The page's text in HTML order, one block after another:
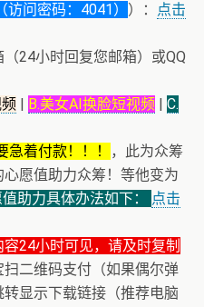
访问密码：4041） ）：
点击
24小时回复您邮箱）或QQ
| B.美女AI换脸短视频 | C.
急着付款！！！
，此为众筹
愿值助力众筹！等他变为
助力具体办法如下：
点击
容24小时可见，请及时复制
二维码支付（如果偶尔弹
显示下载链接（推荐电脑